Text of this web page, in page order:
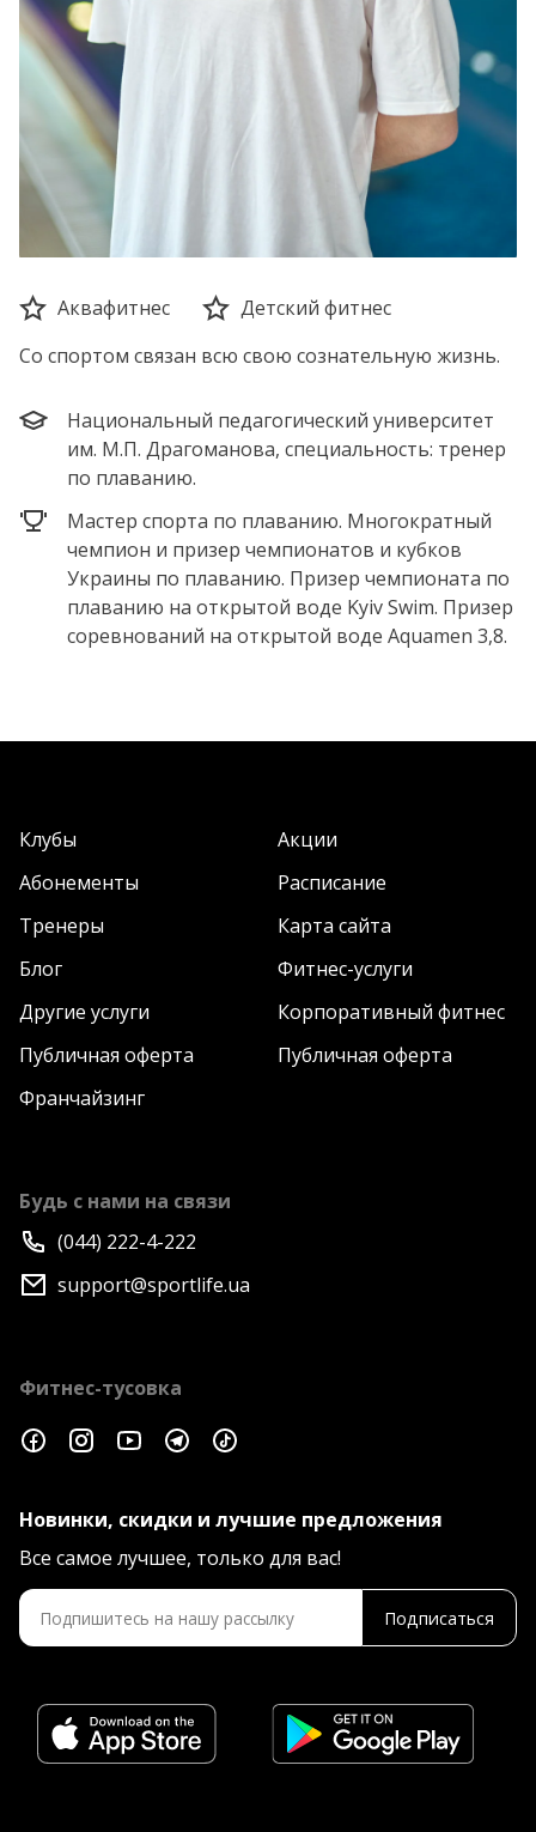
Аквафитнес
Детский фитнес
Со спортом связан всю свою сознательную жизнь.
Национальный педагогический университет
им. М.П. Драгоманова, специальность: тренер
по плаванию.
Мастер спорта по плаванию. Многократный
чемпион и призер чемпионатов и кубков
Украины по плаванию. Призер чемпионата по
плаванию на открытой воде Kyiv Swim. Призер
соревнований на открытой воде Aquamen 3,8.
Клубы
Акции
Абонементы
Расписание
Тренеры
Карта сайта
Блог
Фитнес-услуги
Другие услуги
Корпоративный фитнес
Публичная оферта
Публичная оферта
Франчайзинг
Будь с нами на связи
(044) 222-4-222
support@sportlife.ua
Фитнес-тусовка
Новинки, скидки и лучшие предложения
Все самое лучшее, только для вас!
Подписаться